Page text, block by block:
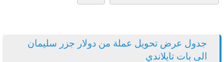
جدول عرض تحويل عملة من دولار جزر سليمان
الى بات تايلاندي